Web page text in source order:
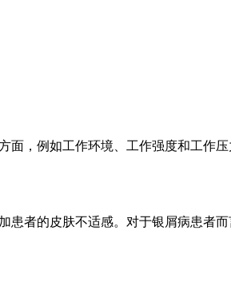
，例如工作环境、工作强度和工作
者的皮肤不适感。对于银屑病患者而